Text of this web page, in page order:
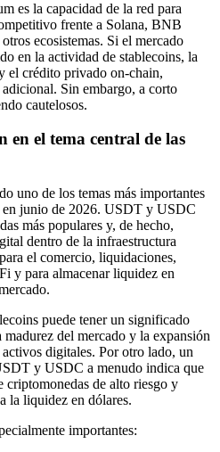
es la capacidad de la red para
frente a Solana, BNB
ecosistemas. Si el mercado
en la actividad de stablecoins, la
el crédito privado on-chain,
Sin embargo, a corto
cautelosos.
en el tema central de las
uno de los temas más importantes
en junio de 2026. USDT y USDC
más populares y, de hecho,
dentro de la infraestructura
el comercio, liquidaciones,
y para almacenar liquidez en
puede tener un significado
del mercado y la expansión
digitales. Por otro lado, un
y USDC a menudo indica que
criptomonedas de alto riesgo y
la liquidez en dólares.
importantes: